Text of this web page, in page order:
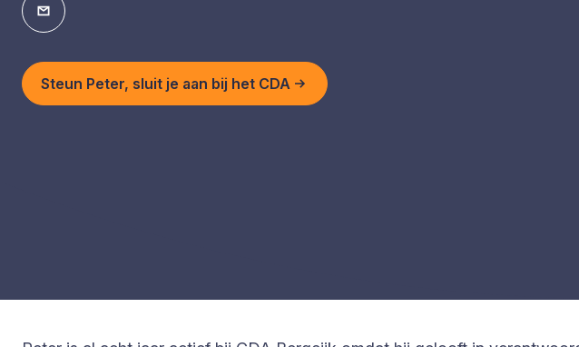
Steun Peter, sluit je aan bij het CDA